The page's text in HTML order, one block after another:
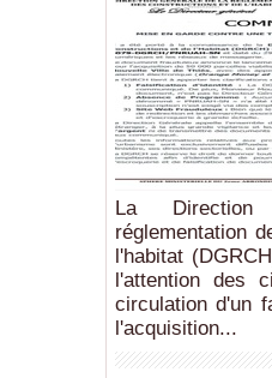
La
réglementation
l'habitat
l'attention des
circulation d'un
l'acquisition...